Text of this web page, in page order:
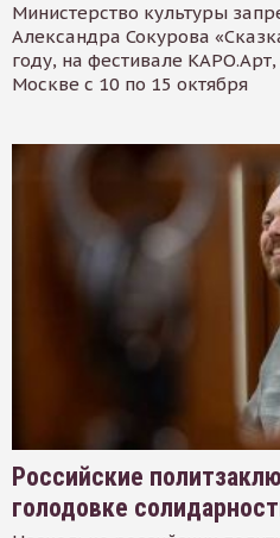
Министерство культуры
Александра Сокурова
году, на фестивале
Москве с 10 по 15 октября
Российские
голодовке